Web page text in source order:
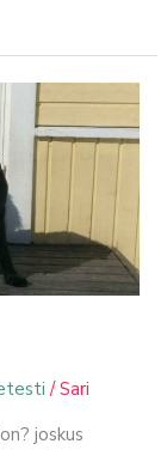
/Sari
joskus